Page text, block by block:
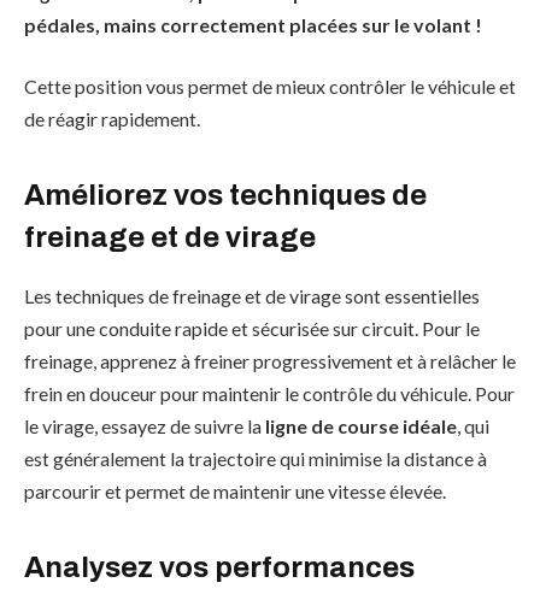
pédales, mains correctement placées sur le volant !
Cette position vous permet de mieux contrôler le véhicule et
de réagir rapidement.
Améliorez vos techniques de
freinage et de virage
Les techniques de freinage et de virage sont essentielles
pour une conduite rapide et sécurisée sur circuit. Pour le
freinage, apprenez à freiner progressivement et à relâcher le
frein en douceur pour maintenir le contrôle du véhicule. Pour
le virage, essayez de suivre la ligne de course idéale, qui
est généralement la trajectoire qui minimise la distance à
parcourir et permet de maintenir une vitesse élevée.
Analysez vos performances